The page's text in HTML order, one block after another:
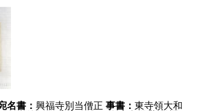
名書：興福寺別当僧正 事書：東寺領大和